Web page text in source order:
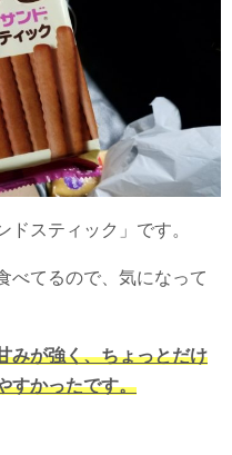
ドスティック」です。
べてるので、気になって
みが強く、ちょっとだけ
すかったです。